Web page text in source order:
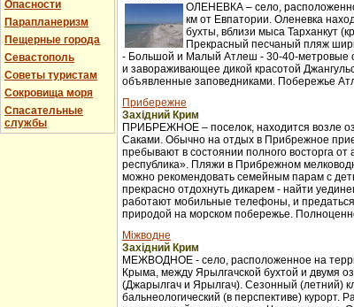
Опасности
Парапланеризм
Пещерные города
Севастополь
Советы туристам
Сокровища моря
Спасательные
службы
ОЛЕНЕВКА – село,
км от Евпатории. Оленевка
бухты, вблизи мыса Тарханкут
Прекрасный песчаный пляж
- Большой и Малый Атлеш - 30-40-метровые
и завораживающее дикой красотой
объявленные заповедниками. Побережье
Прибережне
Західний Крим
ПРИБРЕЖНОЕ – поселок, находится возле
Саками. Обычно на отдых в Прибрежное
пребывают в состоянии полного восторга от
республика». Пляжи в Прибрежном
можно рекомендовать семейным парам с
прекрасно отдохнуть дикарем - найти
работают мобильные телефоны, и
природой на морском побережье.
Міжводне
Західний Крим
МЕЖВОДНОЕ - село, расположенное на
Крыма, между Ярылгачской бухтой и двумя
(Джарылгач и Ярылгач). Сезонный (летний)
бальнеологический (в перспективе) курорт.